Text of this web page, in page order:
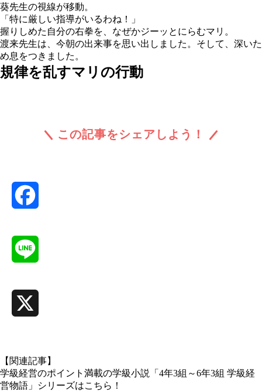
葵先生の視線が移動。
「特に厳しい指導がいるわね！」
握りしめた自分の右拳を、なぜかジーッとにらむマリ。
渡来先生は、今朝の出来事を思い出しました。そして、深いた
め息をつきました。
規律を乱すマリの行動
この記事をシェアしよう！
【関連記事】
学級経営のポイント満載の学級小説「4年3組～6年3組 学級経
営物語」シリーズはこちら！